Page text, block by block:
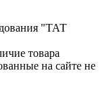
"ТАТ
товара
на сайте не